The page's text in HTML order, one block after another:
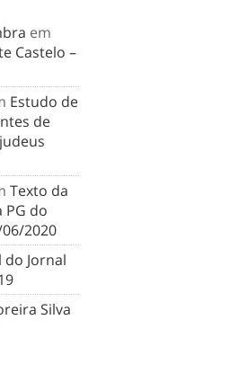
em
Castelo –
Estudo de
de
Texto da
PG do
2020
do Jornal
Silva